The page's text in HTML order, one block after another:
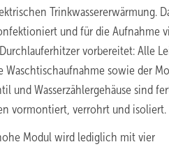
Trinkwassererwärmung.
und für die Aufnahme
vorbereitet: Alle
Waschtischaufnahme sowie der
und Wasserzählergehäuse sind
vormontiert, verrohrt und isoliert.
Modul wird lediglich mit vier